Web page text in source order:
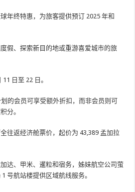
年终特惠，为旅客提供预订 2025 年和
假、探索新目的地或重游喜爱城市的旅
日至 22 日。
的会员可享受额外折扣，而非会员则可
分。
往返经济舱票价，起价为 43,389 孟加拉
达、甲米、暹粒和宿务，姊妹航空公司萤
号航站楼提供区域航线服务。